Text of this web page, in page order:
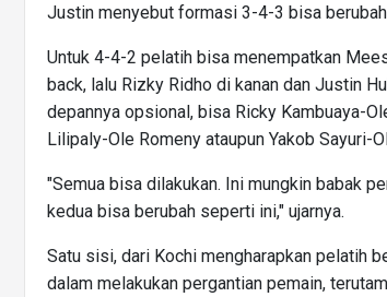
Justin menyebut formasi 3-4-3 bisa
Untuk 4-4-2 pelatih bisa menempatkan
back, lalu Rizky Ridho di kanan dan Justin
depannya opsional, bisa Ricky Kambuaya-
Lilipaly-Ole Romeny ataupun Yakob Sayuri-
"Semua bisa dilakukan. Ini mungkin babak
kedua bisa berubah seperti ini," ujarnya.
Satu sisi, dari Kochi mengharapkan pelatih
dalam melakukan pergantian pemain,